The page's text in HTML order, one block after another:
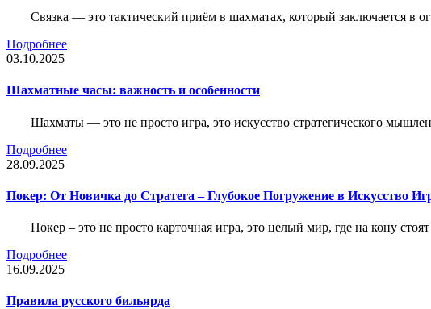
Связка — это тактический приём в шахматах, который заключается в
Подробнее
03.10.2025
Шахматные часы: важность и особенности
Шахматы — это не просто игра, это искусство стратегического
Подробнее
28.09.2025
Покер: От Новичка до Стратега – Глубокое Погружение в Искусство
Покер – это не просто карточная игра, это целый мир, где на кону
Подробнее
16.09.2025
Правила русского бильярда